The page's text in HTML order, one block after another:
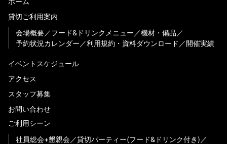
貸切ご利用案内
会場概要
フード&ドリンクメニュー
機材・備品
予約状況カレンダー
利用規約・資料ダウンロード 開催実績
イベントスケジュール
アクセス
スタッフ募集
お問い合わせ
ご利用シーン
社員総会+懇親会
貸切パーティー(フード&ドリンク付き)